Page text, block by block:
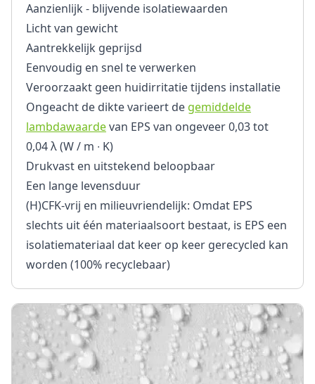
Aanzienlijk - blijvende isolatiewaarden
Licht van gewicht
Aantrekkelijk geprijsd
Eenvoudig en snel te verwerken
Veroorzaakt geen huidirritatie tijdens installatie
Ongeacht de dikte varieert de gemiddelde
lambdawaardevan EPS van ongeveer 0,03 tot
0,04 λ (W / m ∙ K)
Drukvast en uitstekend beloopbaar
Een lange levensduur
(H)CFK-vrij en milieuvriendelijk: Omdat EPS
slechts uit één materiaalsoort bestaat, is EPS een
isolatiemateriaal dat keer op keer gerecycled kan
worden (100% recyclebaar)